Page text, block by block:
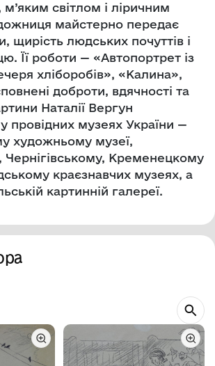
світлом і ліричним
майстерно передає
щирість людських почуттів і
Її роботи — «Автопортрет із
хліборобів», «Калина»,
доброти, вдячності та
Наталії Вергун
провідних музеях України —
художньому музеї,
Чернігівському, Кременецкому
краєзнавчих музеях, а
картинній галереї.